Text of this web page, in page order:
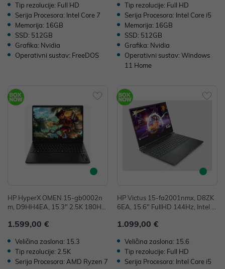
Tip rezolucije: Full HD
Serija Procesora: Intel Core 7
Memorija: 16GB
SSD: 512GB
Grafika: Nvidia
Operativni sustav: FreeDOS
Tip rezolucije: Full HD
Serija Procesora: Intel Core i5
Memorija: 16GB
SSD: 512GB
Grafika: Nvidia
Operativni sustav: Windows
11 Home
HP HyperX OMEN 15-gb0002n
m, D9HH4EA, 15.3" 2.5K 180Hz,
SSD, W11H, NVIDIA GeForce RT
1.599,00 €
Veličina zaslona: 15.3
Tip rezolucije: 2.5K
Serija Procesora: AMD Ryzen 7
HP Victus 15-fa2001nmx, D8ZK
6EA, 15.6" FullHD 144Hz, Intel C
D, FreeDOS, NVIDIA GeForce RT
1.099,00 €
Veličina zaslona: 15.6
Tip rezolucije: Full HD
Serija Procesora: Intel Core i5